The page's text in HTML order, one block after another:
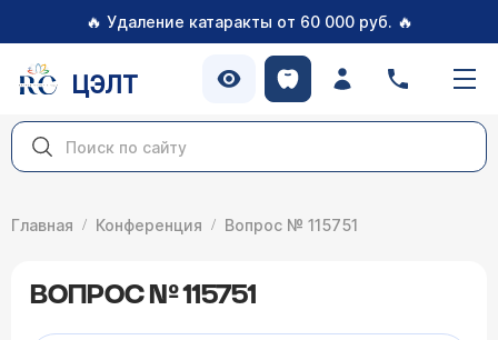
🔥 Удаление катаракты от 60 000 руб. 🔥
ЦЭЛТ
Главная Конференция Вопрос № 115751
ВОПРОС № 115751